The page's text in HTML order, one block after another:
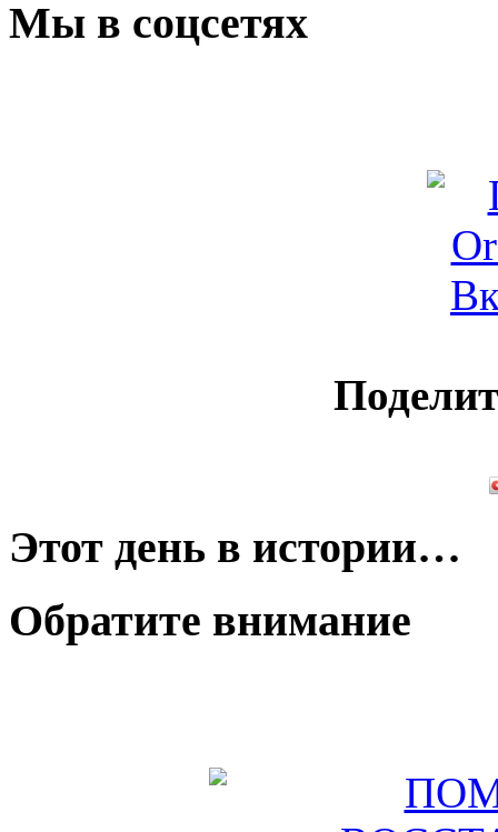
Мы в соцсетях
Этот день в истории…
Обратите внимание